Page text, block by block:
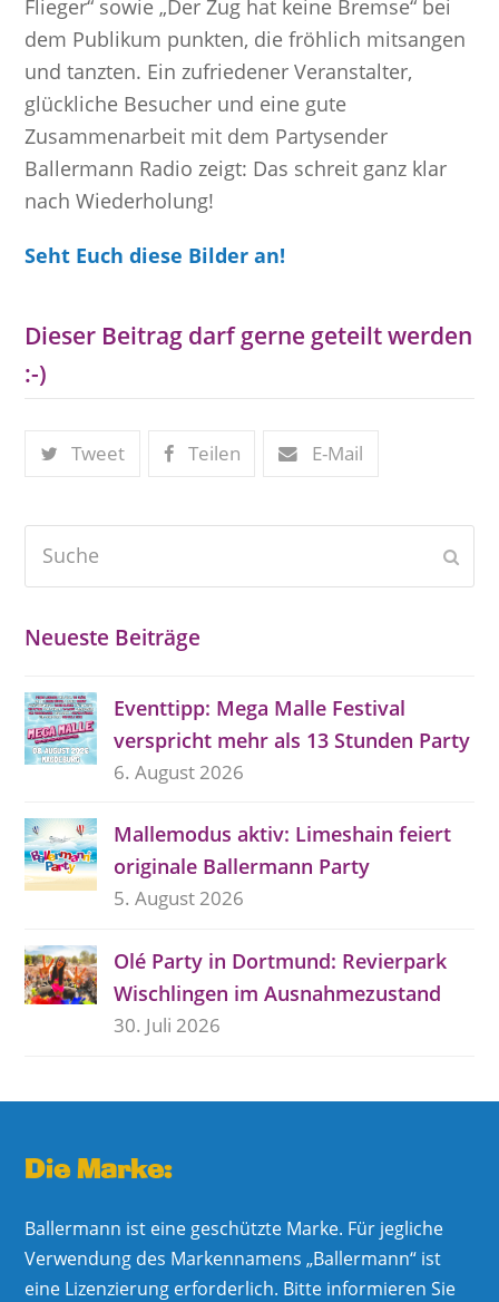
Flieger“ sowie „Der Zug hat keine Bremse“ bei
dem Publikum punkten, die fröhlich mitsangen
und tanzten. Ein zufriedener Veranstalter,
glückliche Besucher und eine gute
Zusammenarbeit mit dem Partysender
Ballermann Radio zeigt: Das schreit ganz klar
nach Wiederholung!
Seht Euch diese Bilder an!
Dieser Beitrag darf gerne geteilt werden
:-)
Tweet Teilen E-Mail
Neueste Beiträge
Eventtipp: Mega Malle Festival
verspricht mehr als 13 Stunden Party
6. August 2026
Mallemodus aktiv: Limeshain feiert
originale Ballermann Party
5. August 2026
Olé Party in Dortmund: Revierpark
Wischlingen im Ausnahmezustand
30. Juli 2026
Die Marke:
Ballermann ist eine geschützte Marke. Für jegliche
Verwendung des Markennamens „Ballermann“ ist
eine Lizenzierung erforderlich. Bitte informieren Sie